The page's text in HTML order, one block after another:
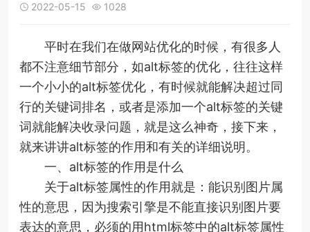
 2022-05-15  1028
平时在我们在做网站优化的时候，有很多人
都不注意细节部分，如alt标签的优化，往往这样
一个小小的alt标签优化，有时候就能解决超过同
行的关键词排名，或者是添加一个alt标签的关键
词就能解决收录问题，就是这么神奇，接下来，
就来讲讲alt标签的作用和有关的详细说明。
一、alt标签的作用是什么
关于alt标签属性的作用就是：能识别图片属
性的意思，因为搜索引擎是不能直接识别图片要
表达的意思，必须的用html标签中的alt标签属性